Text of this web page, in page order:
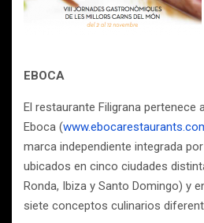
EBOCA
El restaurante Filigrana pertenece
Eboca (
marca independiente integrada
ubicados en cinco ciudades
Ronda, Ibiza y Santo Domingo) y
siete conceptos culinarios